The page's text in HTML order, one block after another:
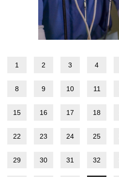
1 2 3 4
8 9 10 11
15 16 17 18
22 23 24 25
29 30 31 32